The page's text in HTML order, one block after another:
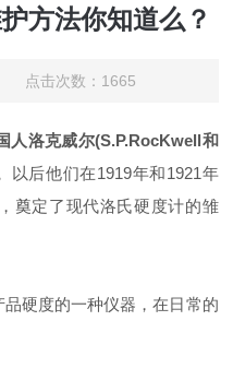
方法你知道么？
点击次数：1665
人洛克威尔(S.P.RocKwell和
以后他们在1919年和1921年
奠定了现代洛氏硬度计的雏
硬度的一种仪器，在日常的